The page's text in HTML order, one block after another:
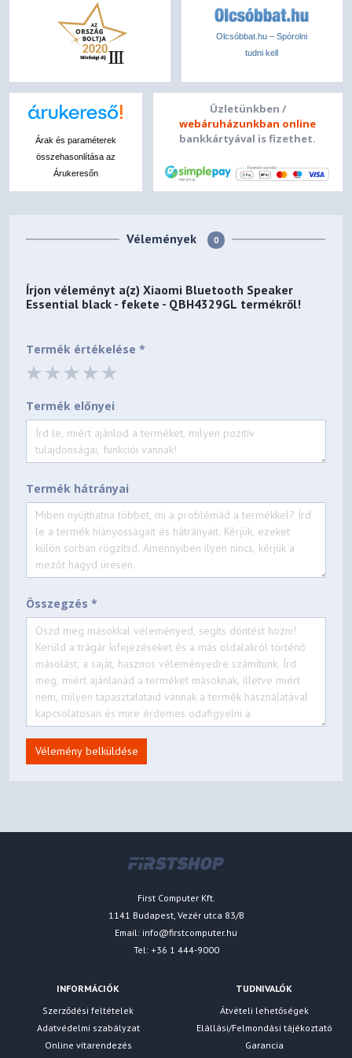
Olcsóbbat.hu – Spórolni
tudni kell
Árak és paraméterek
összehasonlítása az
Árukeresőn
Üzletünkben /
webáruházunkban online
bankkártyával is fizethet.
Vélemények 0
Írjon véleményt a(z)Xiaomi Bluetooth Speaker
Essential black - fekete - QBH4329GL termékről!
Termék értékelése *
Termék előnyei
Termék hátrányai
Összegzés *
Vélemény belküldése
First Computer Kft.
1141 Budapest, Vezér utca 83/B
Email: info@firstcomputer.hu
Tel: +36 1 444-9000
INFORMÁCIÓK
Szerződési feltételek
Adatvédelmi szabályzat
Online vitarendezés
TUDNIVALÓK
Átvételi lehetőségek
Elállási/Felmondási tájékoztató
Garancia